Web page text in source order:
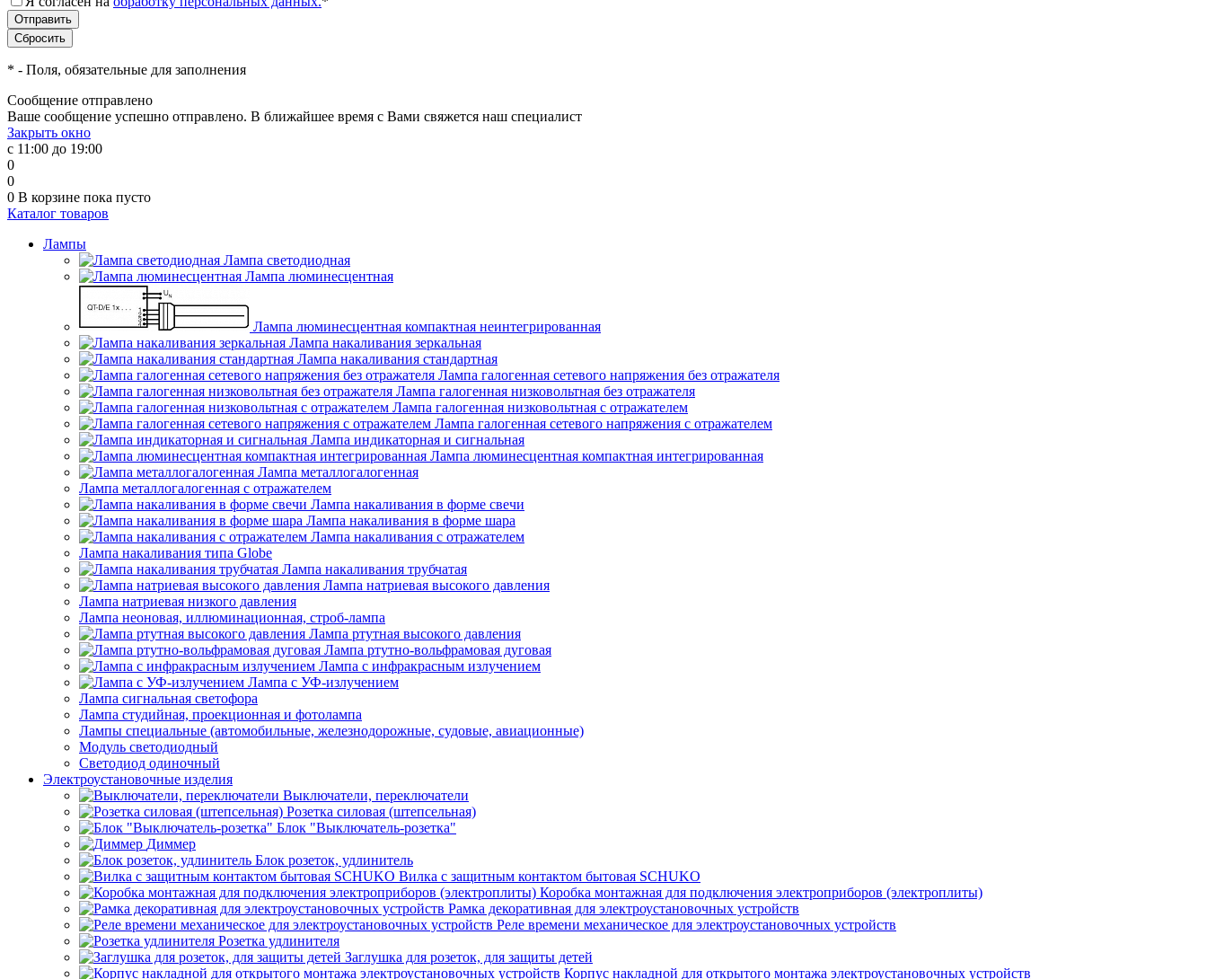
* - Поля, обязательные для заполнения
Сообщение отправлено
Ваше сообщение успешно отправлено. В ближайшее время с Вами свяжется наш специалист
Закрыть окно
с 11:00 до 19:00
0
0
0 В корзине пока пусто
Каталог товаров
Лампы
Лампа светодиодная
Лампа люминесцентная
Лампа люминесцентная компактная неинтегрированная
Лампа накаливания зеркальная
Лампа накаливания стандартная
Лампа галогенная сетевого напряжения без отражателя
Лампа галогенная низковольтная без отражателя
Лампа галогенная низковольтная с отражателем
Лампа галогенная сетевого напряжения с отражателем
Лампа индикаторная и сигнальная
Лампа люминесцентная компактная интегрированная
Лампа металлогалогенная
Лампа металлогалогенная с отражателем
Лампа накаливания в форме свечи
Лампа накаливания в форме шара
Лампа накаливания с отражателем
Лампа накаливания типа Globe
Лампа накаливания трубчатая
Лампа натриевая высокого давления
Лампа натриевая низкого давления
Лампа неоновая, иллюминационная, строб-лампа
Лампа ртутная высокого давления
Лампа ртутно-вольфрамовая дуговая
Лампа с инфракрасным излучением
Лампа с УФ-излучением
Лампа сигнальная светофора
Лампа студийная, проекционная и фотолампа
Лампы специальные (автомобильные, железнодорожные, судовые, авиационные)
Модуль светодиодный
Светодиод одиночный
Электроустановочные изделия
Выключатели, переключатели
Розетка силовая (штепсельная)
Блок "Выключатель-розетка"
Диммер
Блок розеток, удлинитель
Вилка с защитным контактом бытовая SCHUKO
Коробка монтажная для подключения электроприборов (электроплиты)
Рамка декоративная для электроустановочных устройств
Реле времени механическое для электроустановочных устройств
Розетка удлинителя
Заглушка для розеток, для защиты детей
Корпус накладной для открытого монтажа электроустановочных устройств